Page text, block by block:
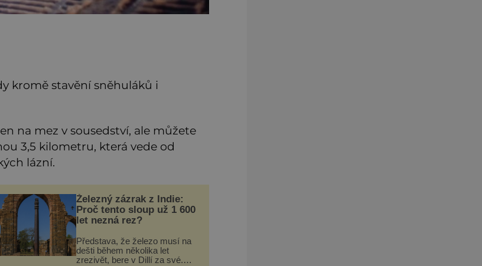
kromě stavění sněhuláků i
na mez v sousedství, ale můžete
3,5 kilometru, která vede od
lázní.
Železný zázrak z Indie:
Proč tento sloup už 1 600
let nezná rez?
Představa, že železo musí na
dešti během několika let
zrezivět, bere v Dillí za své.